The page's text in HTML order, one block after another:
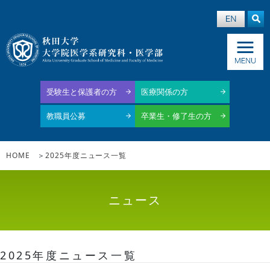
受験生と保護者の方 医療関係の方
教職員公募 卒業生・修了生の方
HOME 2025年度ニュース一覧
ニュース
2025年度ニュース一覧